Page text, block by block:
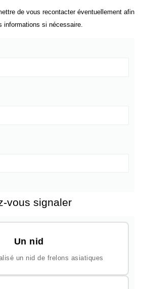
de vous recontacter éventuellement afin
informations si nécessaire.
vous signaler
Un nid
un nid de frelons asiatiques